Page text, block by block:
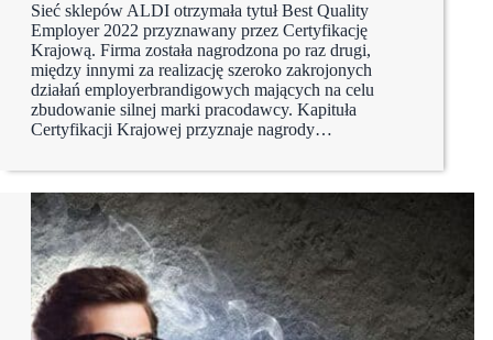
Sieć sklepów ALDI otrzymała tytuł Best Quality
Employer 2022 przyznawany przez Certyfikację
Krajową. Firma została nagrodzona po raz drugi,
między innymi za realizację szeroko zakrojonych
działań employerbrandigowych mających na celu
zbudowanie silnej marki pracodawcy. Kapituła
Certyfikacji Krajowej przyznaje nagrody…